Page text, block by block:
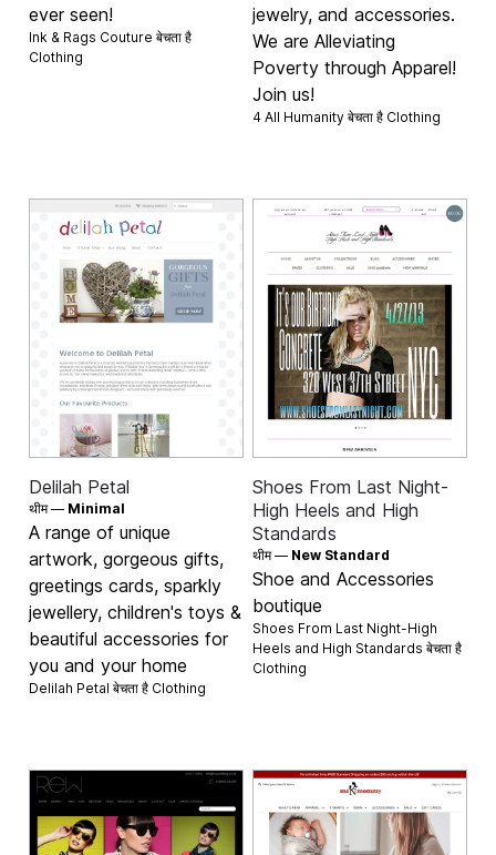
ever seen!
Ink & Rags Couture बेचता है
Clothing
jewelry, and accessories.
We are Alleviating
Poverty through Apparel!
Join us!
4 All Humanity बेचता है Clothing
Delilah Petal
थीम — Minimal
A range of unique
artwork, gorgeous gifts,
greetings cards, sparkly
jewellery, children's toys &
beautiful accessories for
you and your home
Delilah Petal बेचता है Clothing
Shoes From Last Night-
High Heels and High
Standards
थीम — New Standard
Shoe and Accessories
boutique
Shoes From Last Night-High
Heels and High Standards बेचता है
Clothing